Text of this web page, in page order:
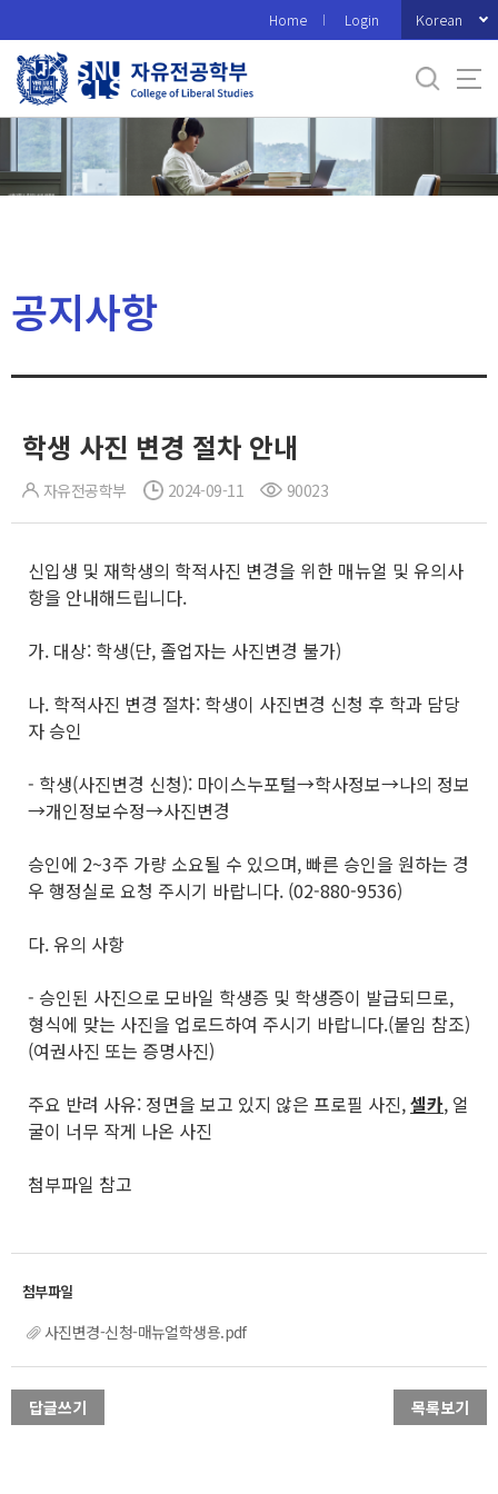
로
메
Home Login Korean
공지사항
학생 사진 변경 절차 안내
자유전공학부 2024-09-11 90023
신입생 및 재학생의 학적사진 변경을 위한 매뉴얼 및 유의사
항을 안내해드립니다.
가. 대상: 학생(단, 졸업자는 사진변경 불가)
나. 학적사진 변경 절차: 학생이 사진변경 신청 후 학과 담당
자 승인
- 학생(사진변경 신청): 마이스누포털→학사정보→나의 정보
→개인정보수정→사진변경
승인에 2~3주 가량 소요될 수 있으며, 빠른 승인을 원하는 경
우 행정실로 요청 주시기 바랍니다. (02-880-9536)
다. 유의 사항
- 승인된 사진으로 모바일 학생증 및 학생증이 발급되므로,
형식에 맞는 사진을 업로드하여 주시기 바랍니다.(붙임 참조)
(여권사진 또는 증명사진)
주요 반려 사유: 정면을 보고 있지 않은 프로필 사진,셀카, 얼
굴이 너무 작게 나온 사진
첨부파일 참고
사진변경-신청-매뉴얼학생용.pdf
답글쓰기 목록보기